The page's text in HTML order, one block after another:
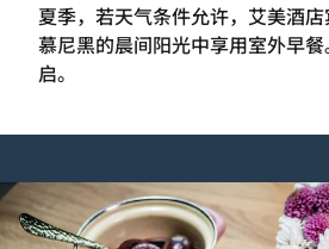
夏季，若天气条件允许，艾美酒
慕尼黑的晨间阳光中享用室外早
启。